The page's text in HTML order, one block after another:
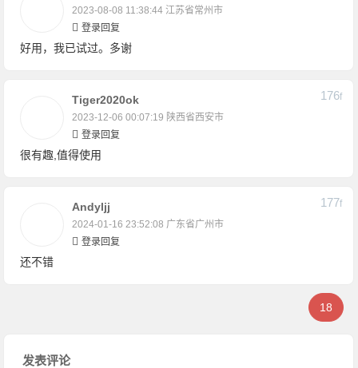
2023-08-08 11:38:44 江苏省常州市
登录回复
好用，我已试过。多谢
Tiger2020ok
2023-12-06 00:07:19 陕西省西安市
176F
登录回复
很有趣,值得使用
Andyljj
2024-01-16 23:52:08 广东省广州市
177F
登录回复
还不错
18
发表评论